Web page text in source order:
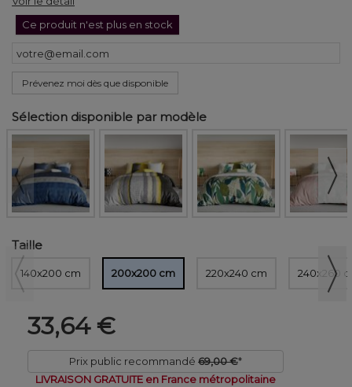
Ce produit n'est plus en stock
Prévenez moi dès que disponible
Sélection disponible par modèle
Taille
140x200 cm 200x200 cm 220x240 cm 240x260
33,64 €
Prix public recommandé 69,00 €*
LIVRAISON GRATUITE en France métropolitaine